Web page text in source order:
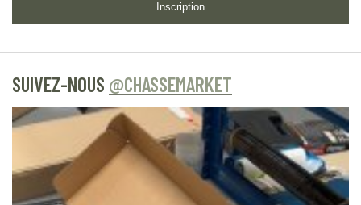
Inscription
SUIVEZ-NOUS @CHASSEMARKET